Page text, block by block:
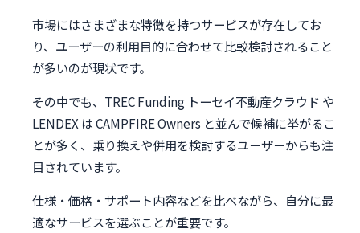
市場にはさまざまな特徴を持つサービスが存在してお
り、ユーザーの利用目的に合わせて比較検討されること
が多いのが現状です。
その中でも、TREC Funding トーセイ不動産クラウド や
LENDEX は CAMPFIRE Owners と並んで候補に挙がるこ
とが多く、乗り換えや併用を検討するユーザーからも注
目されています。
仕様・価格・サポート内容などを比べながら、自分に最
適なサービスを選ぶことが重要です。